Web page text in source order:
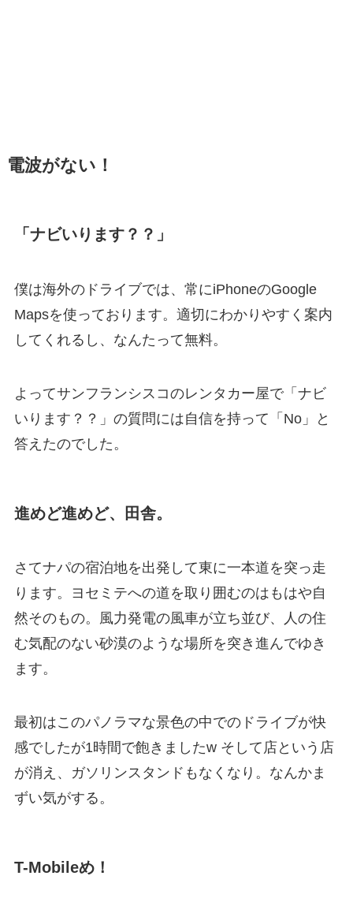
電波がない！
「ナビいります？？」
僕は海外のドライブでは、常にiPhoneのGoogle
Mapsを使っております。適切にわかりやすく案内
してくれるし、なんたって無料。
よってサンフランシスコのレンタカー屋で「ナビ
いります？？」の質問には自信を持って「No」と
答えたのでした。
進めど進めど、田舎。
さてナパの宿泊地を出発して東に一本道を突っ走
ります。ヨセミテへの道を取り囲むのはもはや自
然そのもの。風力発電の風車が立ち並び、人の住
む気配のない砂漠のような場所を突き進んでゆき
ます。
最初はこのパノラマな景色の中でのドライブが快
感でしたが1時間で飽きましたw そして店という店
が消え、ガソリンスタンドもなくなり。なんかま
ずい気がする。
T-Mobileめ！